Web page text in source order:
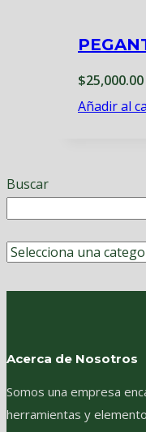
$25,000.00
Añadir al
Buscar
Selecciona
Acerca de Nosotros
Somos una empresa
herramientas y